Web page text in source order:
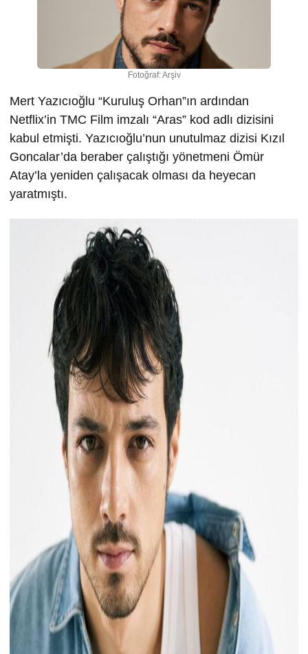
Fotoğraf: Arşiv
Mert Yazıcıoğlu “Kuruluş Orhan”ın ardından
Netflix’in TMC Film imzalı “Aras” kod adlı dizisini
kabul etmişti. Yazıcıoğlu’nun unutulmaz dizisi Kızıl
Goncalar’da beraber çalıştığı yönetmeni Ömür
Atay’la yeniden çalışacak olması da heyecan
yaratmıştı.